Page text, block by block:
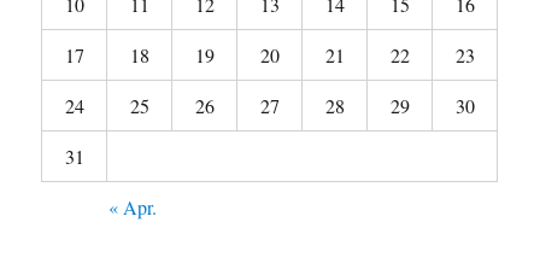
17
18 19 20 21 22
23
24
25 26 27 28 29
30
31
« Apr.